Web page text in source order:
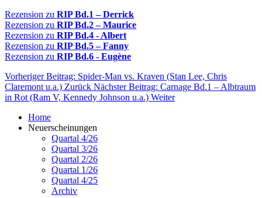
Rezension zu RIP Bd.1 – Derrick
Rezension zu RIP Bd.2 – Maurice
Rezension zu RIP Bd.4 - Albert
Rezension zu RIP Bd.5 – Fanny
Rezension zu RIP Bd.6 - Eugène
Vorheriger Beitrag: Spider-Man vs. Kraven (Stan Lee, Chris
Claremont u.a.) Zurück Nächster Beitrag: Carnage Bd.1 – Albtraum
in Rot (Ram V, Kennedy Johnson u.a.) Weiter
Home
Neuerscheinungen
Quartal 4/26
Quartal 3/26
Quartal 2/26
Quartal 1/26
Quartal 4/25
Archiv